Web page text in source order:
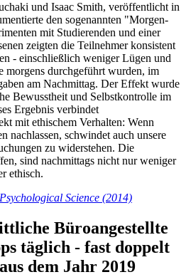
und Isaac Smith, veröffentlicht in
den sogenannten "Morgen-
mit Studierenden und einer
zeigten die Teilnehmer konsistent
- einschließlich weniger Lügen und
morgens durchgeführt wurden, im
am Nachmittag. Der Effekt wurde
Bewusstheit und Selbstkontrolle im
Ergebnis verbindet
mit ethischem Verhalten: Wenn
nachlassen, schwindet auch unsere
zu widerstehen. Die
sind nachmittags nicht nur weniger
ethisch.
Science (2014)
Büroangestellte
täglich - fast doppelt
dem Jahr 2019